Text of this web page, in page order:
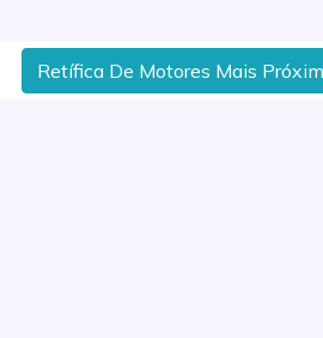
De Motores Mais Próxima